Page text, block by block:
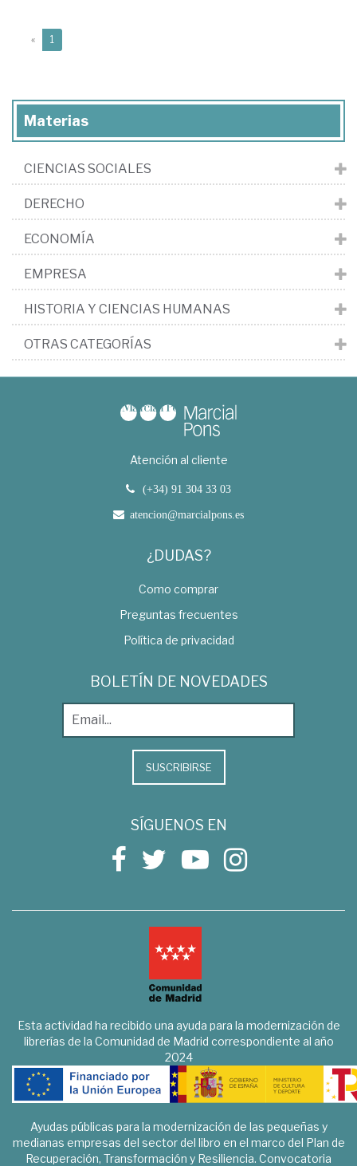
« 1
Materias
CIENCIAS SOCIALES
DERECHO
ECONOMÍA
EMPRESA
HISTORIA Y CIENCIAS HUMANAS
OTRAS CATEGORÍAS
Atención al cliente
(+34) 91 304 33 03
atencion@marcialpons.es
¿DUDAS?
Como comprar
Preguntas frecuentes
Política de privacidad
BOLETÍN DE NOVEDADES
SUSCRIBIRSE
SÍGUENOS EN
Esta actividad ha recibido una ayuda para la modernización de
librerías de la Comunidad de Madrid correspondiente al año
2024
Ayudas públicas para la modernización de las pequeñas y
medianas empresas del sector del libro en el marco del Plan de
Recuperación, Transformación y Resiliencia. Convocatoria